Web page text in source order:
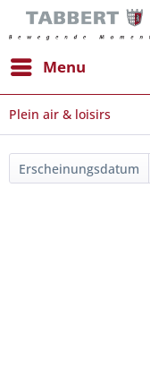
Menu
Plein air & loisirs